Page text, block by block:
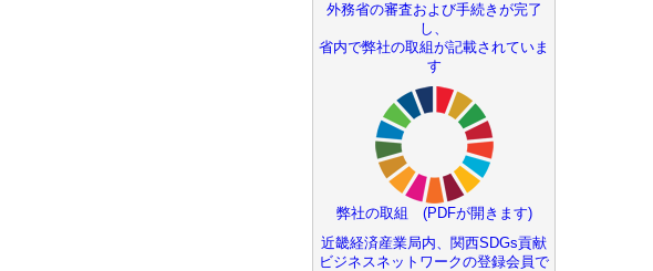
外務省の審査および手続きが完了
し、
省内で弊社の取組が記載されていま
す
弊社の取組 (PDFが開きます)
近畿経済産業局内、関西SDGs貢献
ビジネスネットワークの登録会員で